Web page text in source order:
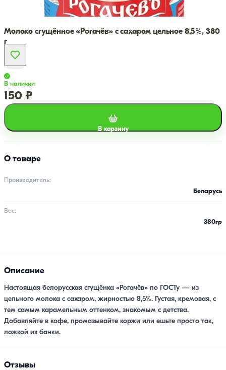
Молоко сгущённое «Рогачёв» с сахаром цельное 8,5%, 380
г
В наличии
150 ₽
В корзину
О товаре
Производитель:
Беларусь
Вес:
380гр
Описание
Настоящая белорусская сгущёнка «Рогачёв» по ГОСТу — из
цельного молока с сахаром, жирностью 8,5%. Густая, кремовая, с
тем самым карамельным оттенком, знакомым с детства.
Добавляйте в кофе, промазывайте коржи или ешьте просто так,
ложкой из банки.
Отзывы